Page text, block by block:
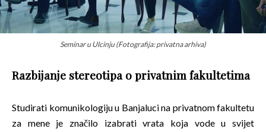
Seminar u Ulcinju (Fotografija: privatna arhiva)
Razbijanje stereotipa o privatnim fakultetima
Studirati komunikologiju u Banjaluci na privatnom fakultetu
za mene je značilo izabrati vrata koja vode u svijet